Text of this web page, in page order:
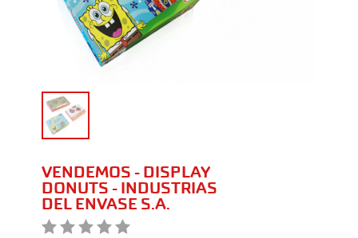
VENDEMOS - DISPLAY
DONUTS - INDUSTRIAS
DEL ENVASE S.A.